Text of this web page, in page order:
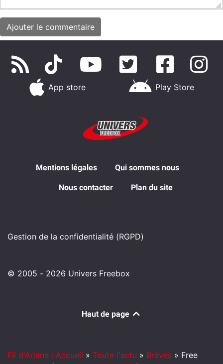
App store Play Store
Mentions légales Qui sommes nous
Nous contacter Plan du site
Gestion de la confidentialité (RGPD)
© 2005 - 2026 Univers Freebox
Haut de page
Fil d'Ariane : Accueil » Toute l'actu » Brèves » Free